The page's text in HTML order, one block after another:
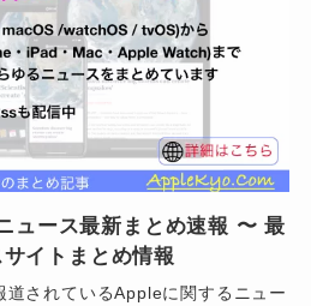
ュース最新まとめ速報 〜 最
イトまとめ情報
道されているAppleに関するニュー